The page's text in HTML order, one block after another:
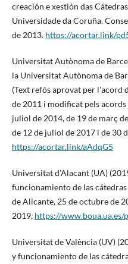
creación e xestión das
Universidade da Coruña.
de 2013. https://acortar.link/
Universitat Autònoma de
la Universitat Autònoma de
(Text refós aprovat per l’acord
de 2011 i modificat pels
juliol de 2014, de 19 de març
de 12 de juliol de 2017 i de 30
https://acortar.link/aAdqG5
Universitat d’Alacant (UA)
funcionamiento de las
de Alicante, 25 de octubre de
2019, https://www.boua.ua.es/
Universitat de València (UV)
y funcionamiento de las